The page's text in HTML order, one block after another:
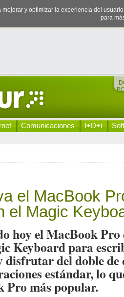
mejorar y optimizar la experiencia del
para
Comunicaciones I+D+i
el MacBook
el Magic
hoy el MacBook Pro
Keyboard para
del doble de
estándar, lo
Pro más popular.